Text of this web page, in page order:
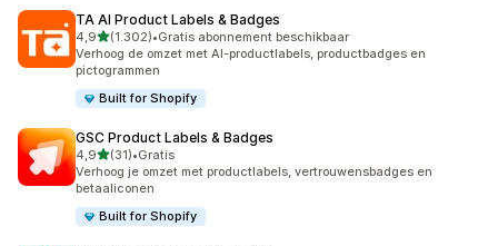
TA AI Product Labels & Badges
4,9van 5 sterren
(1.302)
1302 recensies in totaal
•Gratis abonnement beschikbaar
Verhoog de omzet met AI-productlabels, productbadges en
pictogrammen
Built for Shopify
GSC Product Labels & Badges
4,9van 5 sterren
(31)
31 recensies in totaal
•Gratis
Verhoog je omzet met productlabels, vertrouwensbadges en
betaaliconen
Built for Shopify